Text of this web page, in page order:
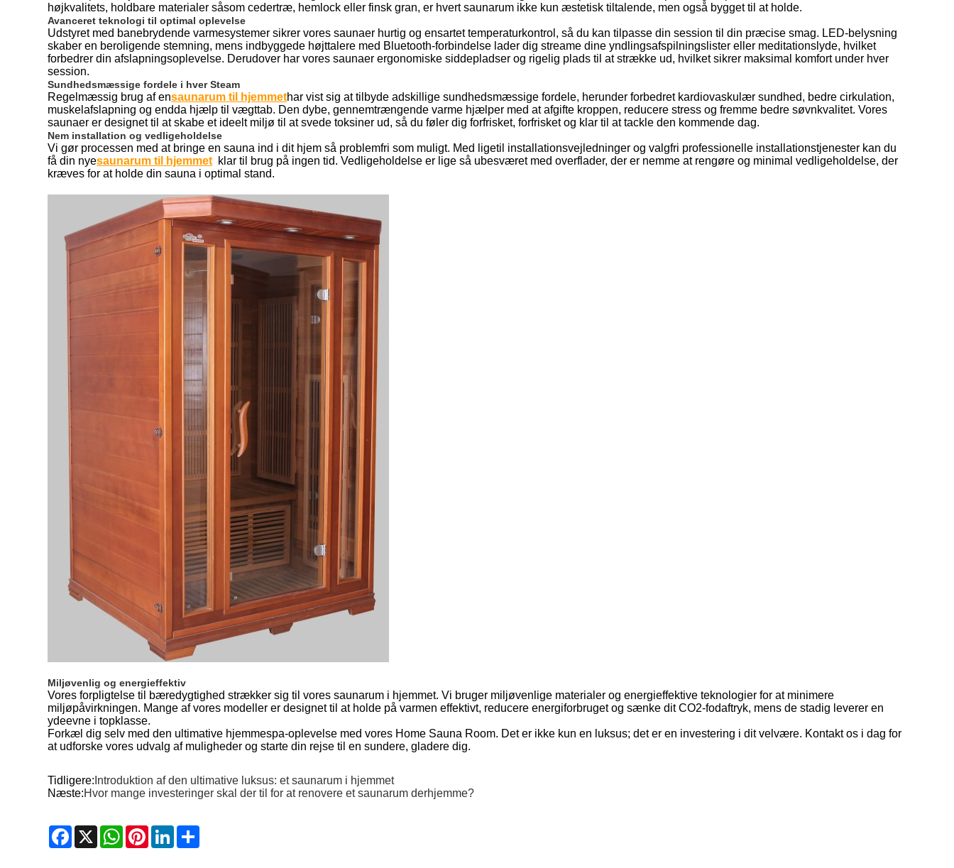
højkvalitets, holdbare materialer såsom cedertræ, hemlock eller finsk gran, er hvert saunarum ikke kun æstetisk tiltalende, men også bygget til at holde.
Avanceret teknologi til optimal oplevelse
Udstyret med banebrydende varmesystemer sikrer vores saunaer hurtig og ensartet temperaturkontrol, så du kan tilpasse din session til din præcise smag. LED-belysning
skaber en beroligende stemning, mens indbyggede højttalere med Bluetooth-forbindelse lader dig streame dine yndlingsafspilningslister eller meditationslyde, hvilket
forbedrer din afslapningsoplevelse. Derudover har vores saunaer ergonomiske siddepladser og rigelig plads til at strække ud, hvilket sikrer maksimal komfort under hver
session.
Sundhedsmæssige fordele i hver Steam
Regelmæssig brug af ensaunarum til hjemmethar vist sig at tilbyde adskillige sundhedsmæssige fordele, herunder forbedret kardiovaskulær sundhed, bedre cirkulation,
muskelafslapning og endda hjælp til vægttab. Den dybe, gennemtrængende varme hjælper med at afgifte kroppen, reducere stress og fremme bedre søvnkvalitet. Vores
saunaer er designet til at skabe et ideelt miljø til at svede toksiner ud, så du føler dig forfrisket, forfrisket og klar til at tackle den kommende dag.
Nem installation og vedligeholdelse
Vi gør processen med at bringe en sauna ind i dit hjem så problemfri som muligt. Med ligetil installationsvejledninger og valgfri professionelle installationstjenester kan du
få din nyesaunarum til hjemmet klar til brug på ingen tid. Vedligeholdelse er lige så ubesværet med overflader, der er nemme at rengøre og minimal vedligeholdelse, der
kræves for at holde din sauna i optimal stand.
Miljøvenlig og energieffektiv
Vores forpligtelse til bæredygtighed strækker sig til vores saunarum i hjemmet. Vi bruger miljøvenlige materialer og energieffektive teknologier for at minimere
miljøpåvirkningen. Mange af vores modeller er designet til at holde på varmen effektivt, reducere energiforbruget og sænke dit CO2-fodaftryk, mens de stadig leverer en
ydeevne i topklasse.
Forkæl dig selv med den ultimative hjemmespa-oplevelse med vores Home Sauna Room. Det er ikke kun en luksus; det er en investering i dit velvære. Kontakt os i dag for
at udforske vores udvalg af muligheder og starte din rejse til en sundere, gladere dig.
Tidligere: Introduktion af den ultimative luksus: et saunarum i hjemmet
Næste:Hvor mange investeringer skal der til for at renovere et saunarum derhjemme?
Facebook
X WhatsApp
PinterestLinkedIn